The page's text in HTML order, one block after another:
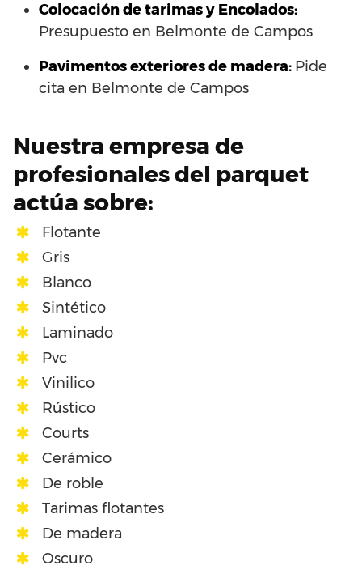
Colocación de tarimas y Encolados:
Presupuesto en Belmonte de Campos
Pavimentos exteriores de madera: Pide
cita en Belmonte de Campos
Nuestra empresa de
profesionales del parquet
actúa sobre:
Flotante
Gris
Blanco
Sintético
Laminado
Pvc
Vinilico
Rústico
Courts
Cerámico
De roble
Tarimas flotantes
De madera
Oscuro